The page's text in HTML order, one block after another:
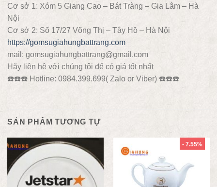
Cơ sở 1: Xóm 5 Giang Cao – Bát Tràng – Gia Lâm – Hà
Nội
Cơ sở 2: Số 17/27 Võng Thị – Tây Hồ – Hà Nội
https://gomsugiahungbattrang.com
mail: gomsugiahungbattrang@gmail.com
Hãy liên hệ với chúng tôi để có giá tốt nhất
☎️☎️☎️ Hotline: 0984.399.699( Zalo or Viber) ☎️☎️☎️
SẢN PHẨM TƯƠNG TỰ
- 7.55%